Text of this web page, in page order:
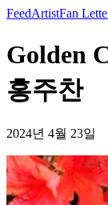
FeedArtistFan
Golden
홍주찬
2024년 4월 23일